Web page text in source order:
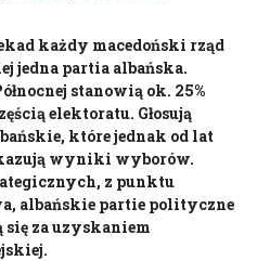
każdy macedoński rząd
jedna partia albańska.
stanowią ok. 25%
elektoratu. Głosują
które jednak od lat
wyniki wyborów.
z punktu
albańskie partie polityczne
za uzyskaniem